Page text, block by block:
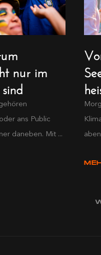
nur im
ans Public
daneben. Mit ...